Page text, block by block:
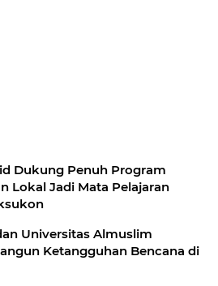
Dukung Penuh Program
Lokal Jadi Mata Pelajaran
Universitas Almuslim
Ketangguhan Bencana di